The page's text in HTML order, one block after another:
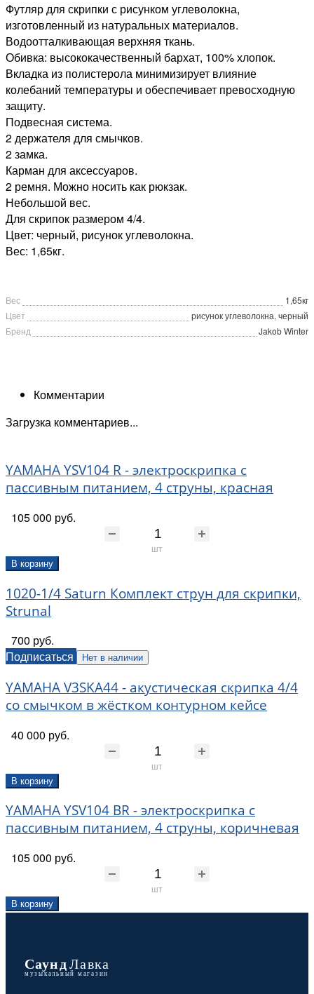
Футляр для скрипки с рисунком углеволокна,
изготовленный из натуральных материалов.
Водоотталкивающая верхняя ткань.
Обивка: высококачественный бархат, 100% хлопок.
Вкладка из полистерола минимизирует влияние
колебаний температуры и обеспечивает превосходную
защиту.
Подвесная система.
2 держателя для смычков.
2 замка.
Карман для аксессуаров.
2 ремня. Можно носить как рюкзак.
Небольшой вес.
Для скрипок размером 4/4.
Цвет: черный, рисунок углеволокна.
Вес: 1,65кг.
Вес
1,65кг
Цвет
рисунок углеволокна, черный
Бренд
Jakob Winter
Комментарии
Загрузка комментариев...
YAMAHA YSV104 R - электроскрипка с
пассивным питанием, 4 струны, красная
105 000 руб.
шт
В корзину
1020-1/4 Saturn Комплект струн для скрипки,
Strunal
700 руб.
Подписаться
Нет в наличии
YAMAHA V3SKA44 - акустическая скрипка 4/4
со смычком в жёстком контурном кейсе
40 000 руб.
шт
В корзину
YAMAHA YSV104 BR - электроскрипка с
пассивным питанием, 4 струны, коричневая
105 000 руб.
шт
В корзину